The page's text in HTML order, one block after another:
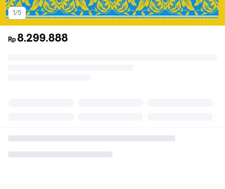
1/5
Rp 8.299.888